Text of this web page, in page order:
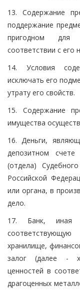
13. Содержание
поддержание
пригодном для
соответствии с его
14. Условия
исключать его
утрату его свойств.
15. Содержание
имущества
16. Деньги,
депозитном счете
(отдела)
Российской
или органа, в
дело.
17. Банк, иная
хранилище,
залог (далее -
ценностей в
драгоценных